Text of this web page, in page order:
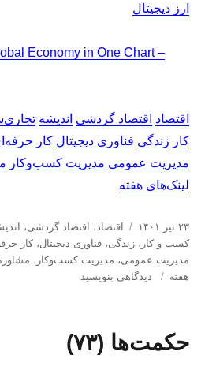
ارز دیجیتال
Economy in One Chart –
اقتصاد اقتصاد گردشی اندیشه
کار زندگی فناوری دیجیتال کار
مدیریت عمومی مدیریت کسب‌و‌کار
لینک‌های هفته
ا
ر
س
ا
ه
۲۳ تیر ۱۴۰۱
د
س
ت
ه‌
اقتصاد ، اقتصاد گردشی،
كسب و كار ،زندگی،فناوری دیجیتال،کار
مدیریت عمومی، مدیریت كسب‌و‌كار ،
هفته
ل
دیدگاهی بنویسید
حکمت‌ها (۷۳)